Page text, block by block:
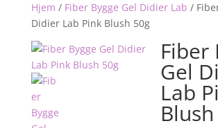
Hjem / Fiber Bygge Gel Didier Lab /
Didier Lab Pink Blush 50g
Fiber
Gel
Lab